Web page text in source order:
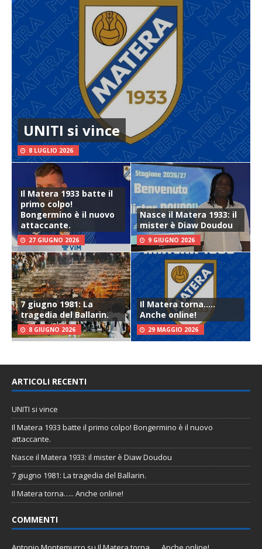
UNITI si vince
8 LUGLIO 2026
Il Matera 1933 batte il
primo colpo!
Bongermino è il nuovo
attaccante.
27 GIUGNO 2026
Nasce il Matera 1933: il
mister è Diaw Doudou
9 GIUGNO 2026
7 giugno 1981: La
tragedia del Ballarin.
8 GIUGNO 2026
Il Matera torna…..
Anche online!
29 MAGGIO 2026
ARTICOLI RECENTI
UNITI si vince
Il Matera 1933 batte il primo colpo! Bongermino è il nuovo
attaccante.
Nasce il Matera 1933: il mister è Diaw Doudou
7 giugno 1981: La tragedia del Ballarin.
Il Matera torna….. Anche online!
COMMENTI